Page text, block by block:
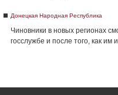
Донецкая Народная Республика
Чиновники в новых регионах
госслужбе и после того, как им